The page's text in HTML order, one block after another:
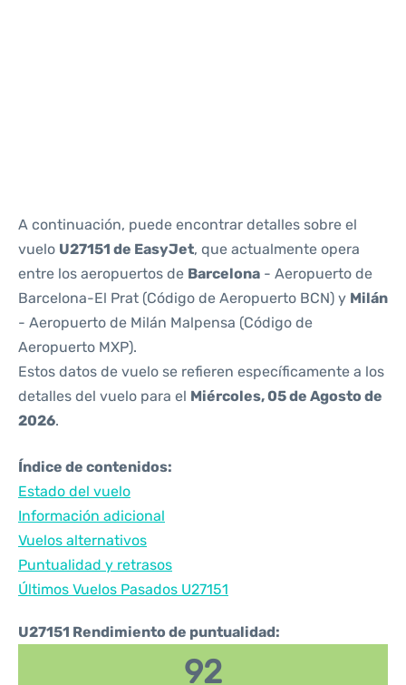
A continuación, puede encontrar detalles sobre el
vuelo U27151 de EasyJet, que actualmente opera
entre los aeropuertos de Barcelona - Aeropuerto de
Barcelona-El Prat (Código de Aeropuerto BCN) y Milán
- Aeropuerto de Milán Malpensa (Código de
Aeropuerto MXP).
Estos datos de vuelo se refieren específicamente a los
detalles del vuelo para el Miércoles, 05 de Agosto de
2026.
Índice de contenidos:
Estado del vuelo
Información adicional
Vuelos alternativos
Puntualidad y retrasos
Últimos Vuelos Pasados U27151
U27151 Rendimiento de puntualidad:
92